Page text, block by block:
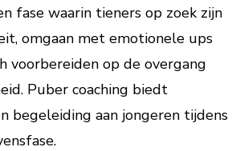
fase waarin tieners op zoek zijn
omgaan met emotionele ups
voorbereiden op de overgang
Puber coaching biedt
begeleiding aan jongeren tijdens